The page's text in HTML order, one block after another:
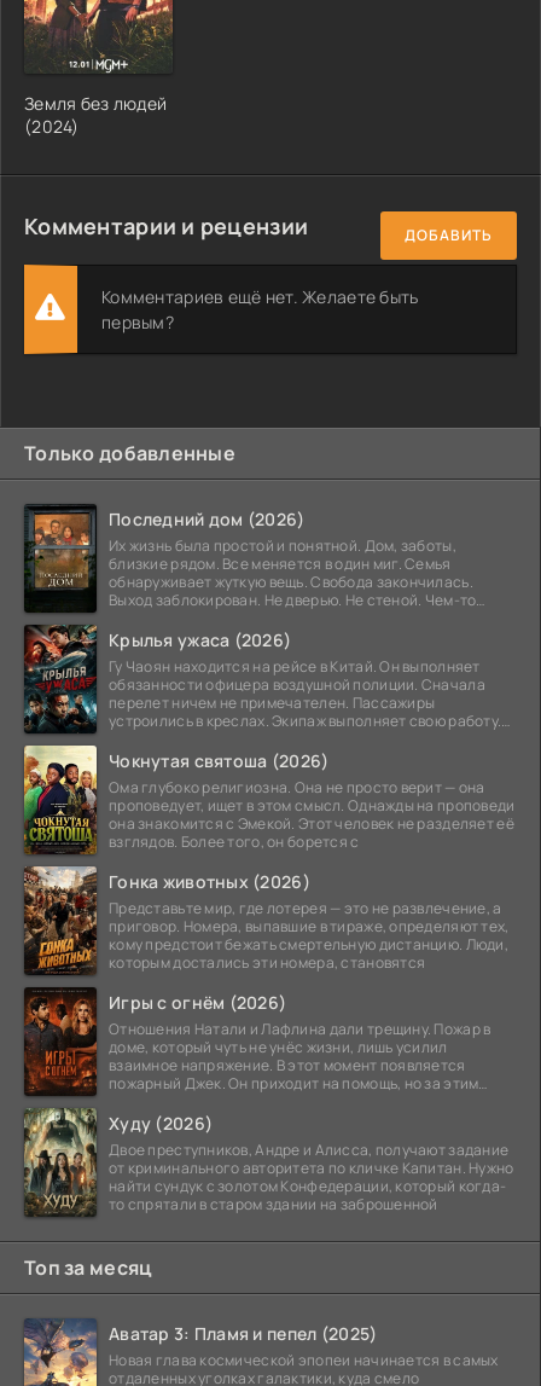
Земля без людей
(2024)
Комментарии и рецензии ДОБАВИТЬ
Комментариев ещё нет. Желаете быть
первым?
Только добавленные
Последний дом (2026)
Их жизнь была простой и понятной. Дом, заботы,
близкие рядом. Все меняется в один миг. Семья
обнаруживает жуткую вещь. Свобода закончилась.
Выход заблокирован. Не дверью. Не стеной. Чем-то
Крылья ужаса (2026)
Гу Чаоян находится на рейсе в Китай. Он выполняет
обязанности офицера воздушной полиции. Сначала
перелет ничем не примечателен. Пассажиры
устроились в креслах. Экипаж выполняет свою работу.
Чокнутая святоша (2026)
Ома глубоко религиозна. Она не просто верит — она
проповедует, ищет в этом смысл. Однажды на проповеди
она знакомится с Эмекой. Этот человек не разделяет её
взглядов. Более того, он борется с
Гонка животных (2026)
Представьте мир, где лотерея — это не развлечение, а
приговор. Номера, выпавшие в тираже, определяют тех,
кому предстоит бежать смертельную дистанцию. Люди,
которым достались эти номера, становятся
Игры с огнём (2026)
Отношения Натали и Лафлина дали трещину. Пожар в
доме, который чуть не унёс жизни, лишь усилил
взаимное напряжение. В этот момент появляется
пожарный Джек. Он приходит на помощь, но за этим
Худу (2026)
Двое преступников, Андре и Алисса, получают задание
от криминального авторитета по кличке Капитан. Нужно
найти сундук с золотом Конфедерации, который когда-
то спрятали в старом здании на заброшенной
Топ за месяц
Аватар 3: Пламя и пепел (2025)
Новая глава космической эпопеи начинается в самых
отдаленных уголках галактики, куда смело